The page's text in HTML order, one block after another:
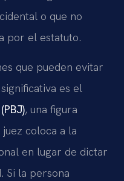
o que no
por el estatuto.
que pueden evitar
es el
, una figura
coloca a la
en lugar de dictar
Si la persona